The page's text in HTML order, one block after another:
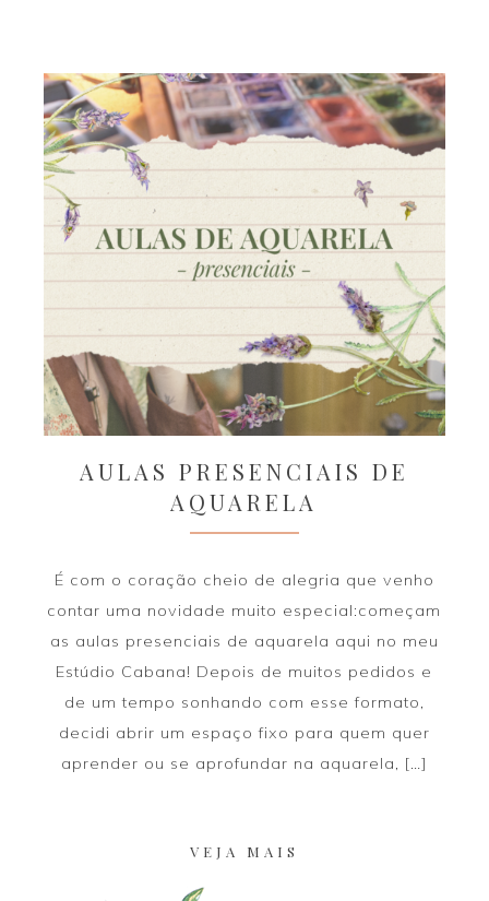
AULAS PRESENCIAIS DE
AQUARELA
É com o coração cheio de alegria que venho
contar uma novidade muito especial:começam
as aulas presenciais de aquarela aqui no meu
Estúdio Cabana! Depois de muitos pedidos e
de um tempo sonhando com esse formato,
decidi abrir um espaço fixo para quem quer
aprender ou se aprofundar na aquarela, […]
VEJA MAIS